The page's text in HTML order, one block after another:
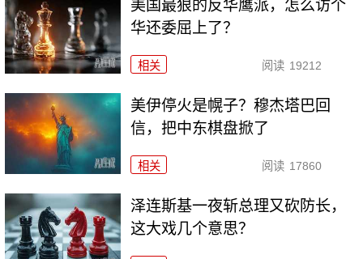
美国最狠的反华鹰派，怎么访个
华还委屈上了？
相关 阅读 19212
美伊停火是幌子？穆杰塔巴回
信，把中东棋盘掀了
相关 阅读 17860
泽连斯基一夜斩总理又砍防长，
这大戏几个意思？